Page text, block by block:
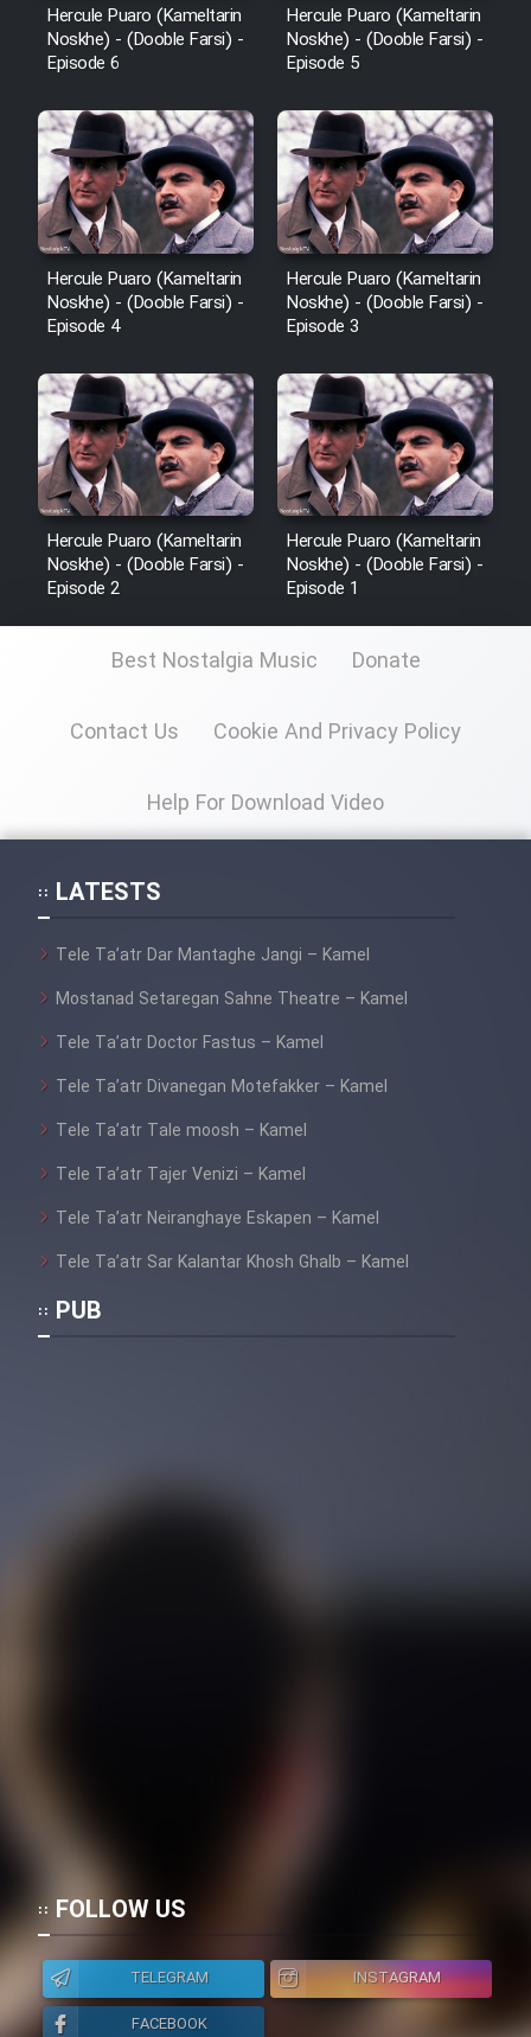
Hercule Puaro (Kameltarin
Noskhe) - (Dooble Farsi) -
Episode 6
Hercule Puaro (Kameltarin
Noskhe) - (Dooble Farsi) -
Episode 5
Hercule Puaro (Kameltarin
Noskhe) - (Dooble Farsi) -
Episode 4
Hercule Puaro (Kameltarin
Noskhe) - (Dooble Farsi) -
Episode 3
Hercule Puaro (Kameltarin
Noskhe) - (Dooble Farsi) -
Episode 2
Hercule Puaro (Kameltarin
Noskhe) - (Dooble Farsi) -
Episode 1
Best Nostalgia Music Donate
Contact Us Cookie And Privacy Policy
Help For Download Video
LATESTS
Tele Ta’atr Dar Mantaghe Jangi – Kamel
Mostanad Setaregan Sahne Theatre – Kamel
Tele Ta’atr Doctor Fastus – Kamel
Tele Ta’atr Divanegan Motefakker – Kamel
Tele Ta’atr Tale moosh – Kamel
Tele Ta’atr Tajer Venizi – Kamel
Tele Ta’atr Neiranghaye Eskapen – Kamel
Tele Ta’atr Sar Kalantar Khosh Ghalb – Kamel
PUB
FOLLOW US
TELEGRAM
INSTAGRAM
FACEBOOK